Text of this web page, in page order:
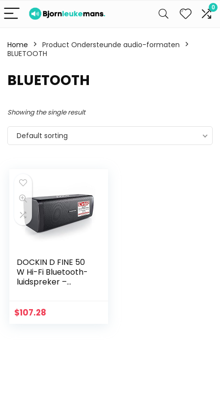
0
Home
Product Ondersteunde audio-formaten
BLUETOOTH
BLUETOOTH
Showing the single result
Default sorting
DOCKIN D FINE 50
W Hi-Fi Bluetooth-
luidspreker –
superieur 2-weg
$107.28